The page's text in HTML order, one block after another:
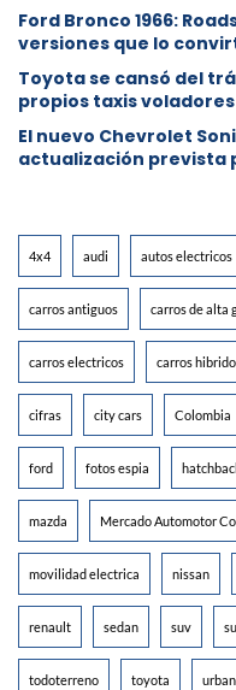
Ford Bronco 1966:
versiones que lo
Toyota se cansó del
propios taxis voladores
El nuevo Chevrolet
actualización prevista
4x4 audi autos electricos
carros antiguos carros de alta
carros electricos carros
cifras city cars Colombia
ford fotos espia
mazda Mercado Automotor
movilidad electrica nissan
renault sedan suv
todoterreno toyota